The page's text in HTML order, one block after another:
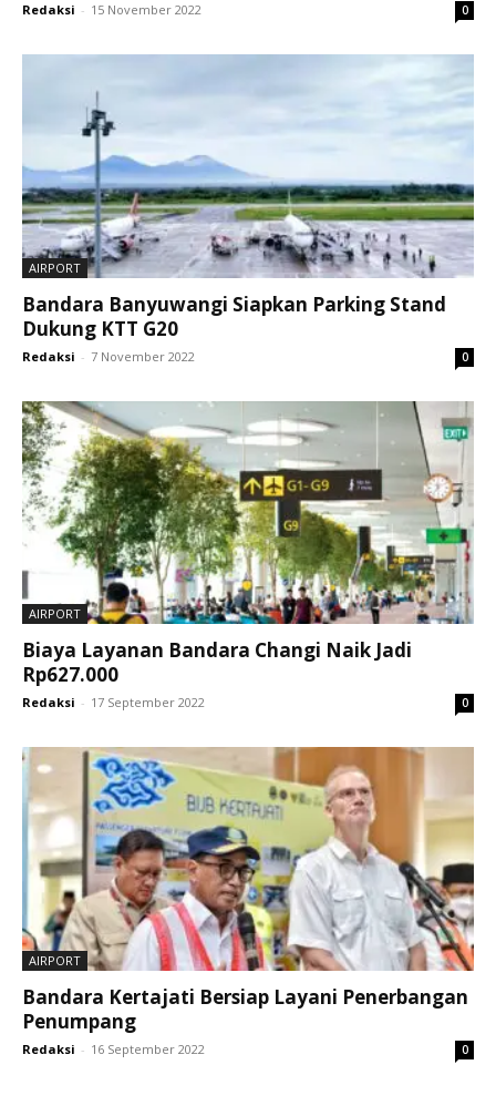
Redaksi - 15 November 2022 0
AIRPORT
Bandara Banyuwangi Siapkan Parking Stand
Dukung KTT G20
Redaksi - 7 November 2022 0
AIRPORT
Biaya Layanan Bandara Changi Naik Jadi
Rp627.000
Redaksi - 17 September 2022 0
AIRPORT
Bandara Kertajati Bersiap Layani Penerbangan
Penumpang
Redaksi - 16 September 2022 0